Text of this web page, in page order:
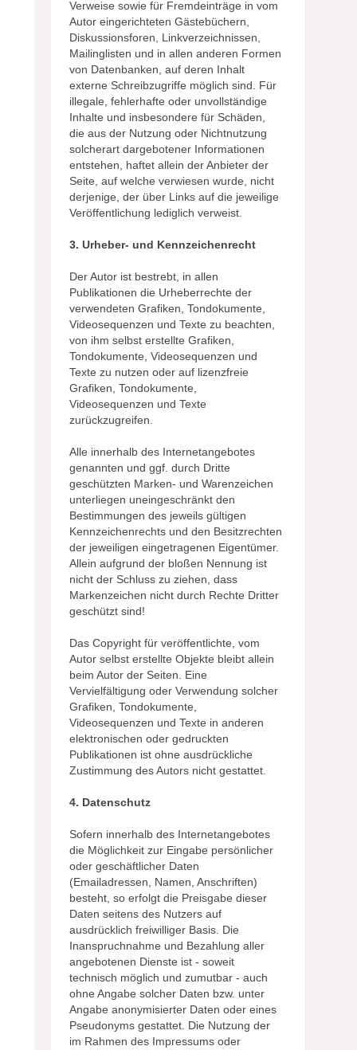
Verweise sowie für Fremdeinträge in vom
Autor eingerichteten Gästebüchern,
Diskussionsforen, Linkverzeichnissen,
Mailinglisten und in allen anderen Formen
von Datenbanken, auf deren Inhalt
externe Schreibzugriffe möglich sind. Für
illegale, fehlerhafte oder unvollständige
Inhalte und insbesondere für Schäden,
die aus der Nutzung oder Nichtnutzung
solcherart dargebotener Informationen
entstehen, haftet allein der Anbieter der
Seite, auf welche verwiesen wurde, nicht
derjenige, der über Links auf die jeweilige
Veröffentlichung lediglich verweist.
3. Urheber- und Kennzeichenrecht
Der Autor ist bestrebt, in allen
Publikationen die Urheberrechte der
verwendeten Grafiken, Tondokumente,
Videosequenzen und Texte zu beachten,
von ihm selbst erstellte Grafiken,
Tondokumente, Videosequenzen und
Texte zu nutzen oder auf lizenzfreie
Grafiken, Tondokumente,
Videosequenzen und Texte
zurückzugreifen.
Alle innerhalb des Internetangebotes
genannten und ggf. durch Dritte
geschützten Marken- und Warenzeichen
unterliegen uneingeschränkt den
Bestimmungen des jeweils gültigen
Kennzeichenrechts und den Besitzrechten
der jeweiligen eingetragenen Eigentümer.
Allein aufgrund der bloßen Nennung ist
nicht der Schluss zu ziehen, dass
Markenzeichen nicht durch Rechte Dritter
geschützt sind!
Das Copyright für veröffentlichte, vom
Autor selbst erstellte Objekte bleibt allein
beim Autor der Seiten. Eine
Vervielfältigung oder Verwendung solcher
Grafiken, Tondokumente,
Videosequenzen und Texte in anderen
elektronischen oder gedruckten
Publikationen ist ohne ausdrückliche
Zustimmung des Autors nicht gestattet.
4. Datenschutz
Sofern innerhalb des Internetangebotes
die Möglichkeit zur Eingabe persönlicher
oder geschäftlicher Daten
(Emailadressen, Namen, Anschriften)
besteht, so erfolgt die Preisgabe dieser
Daten seitens des Nutzers auf
ausdrücklich freiwilliger Basis. Die
Inanspruchnahme und Bezahlung aller
angebotenen Dienste ist - soweit
technisch möglich und zumutbar - auch
ohne Angabe solcher Daten bzw. unter
Angabe anonymisierter Daten oder eines
Pseudonyms gestattet. Die Nutzung der
im Rahmen des Impressums oder